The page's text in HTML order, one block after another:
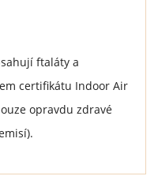
ftaláty a
certifikátu Indoor Air
opravdu zdravé